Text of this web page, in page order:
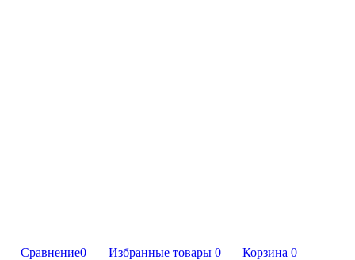
Сравнение0 Избранные товары 0 Корзина 0